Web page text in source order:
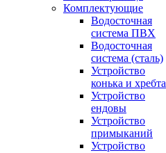
Комплектующие
Водосточная
система ПВХ
Водосточная
система (сталь)
Устройство
конька и хребта
Устройство
ендовы
Устройство
примыканий
Устройство